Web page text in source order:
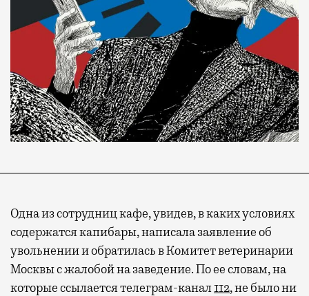
Одна из сотрудниц кафе, увидев, в каких условиях
содержатся капибары, написала заявление об
увольнении и обратилась в Комитет ветеринарии
Москвы с жалобой на заведение. По ее словам, на
которые ссылается телеграм-канал112, не было ни